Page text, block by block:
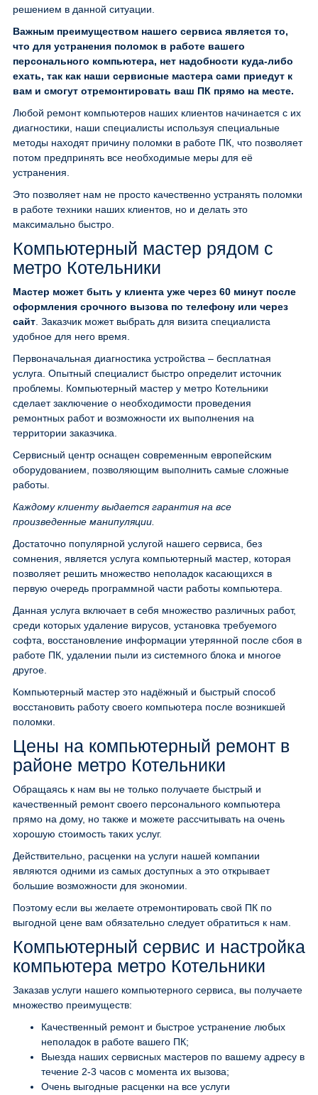
решением в данной ситуации.
Важным преимуществом нашего сервиса является то,
что для устранения поломок в работе вашего
персонального компьютера, нет надобности куда-либо
ехать, так как наши сервисные мастера сами приедут к
вам и смогут отремонтировать ваш ПК прямо на месте.
Любой ремонт компьютеров наших клиентов начинается с их
диагностики, наши специалисты используя специальные
методы находят причину поломки в работе ПК, что позволяет
потом предпринять все необходимые меры для её
устранения.
Это позволяет нам не просто качественно устранять поломки
в работе техники наших клиентов, но и делать это
максимально быстро.
Компьютерный мастер рядом с
метро Котельники
Мастер может быть у клиента уже через 60 минут после
оформления срочного вызова по телефону или через
сайт . Заказчик может выбрать для визита специалиста
удобное для него время.
Первоначальная диагностика устройства – бесплатная
услуга. Опытный специалист быстро определит источник
проблемы. Компьютерный мастер у метро Котельники
сделает заключение о необходимости проведения
ремонтных работ и возможности их выполнения на
территории заказчика.
Сервисный центр оснащен современным европейским
оборудованием, позволяющим выполнить самые сложные
работы.
Каждому клиенту выдается гарантия на все
произведенные манипуляции.
Достаточно популярной услугой нашего сервиса, без
сомнения, является услуга компьютерный мастер, которая
позволяет решить множество неполадок касающихся в
первую очередь программной части работы компьютера.
Данная услуга включает в себя множество различных работ,
среди которых удаление вирусов, установка требуемого
софта, восстановление информации утерянной после сбоя в
работе ПК, удалении пыли из системного блока и многое
другое.
Компьютерный мастер это надёжный и быстрый способ
восстановить работу своего компьютера после возникшей
поломки.
Цены на компьютерный ремонт в
районе метро Котельники
Обращаясь к нам вы не только получаете быстрый и
качественный ремонт своего персонального компьютера
прямо на дому, но также и можете рассчитывать на очень
хорошую стоимость таких услуг.
Действительно, расценки на услуги нашей компании
являются одними из самых доступных а это открывает
большие возможности для экономии.
Поэтому если вы желаете отремонтировать свой ПК по
выгодной цене вам обязательно следует обратиться к нам.
Компьютерный сервис и настройка
компьютера метро Котельники
Заказав услуги нашего компьютерного сервиса, вы получаете
множество преимуществ:
Качественный ремонт и быстрое устранение любых
неполадок в работе вашего ПК;
Выезда наших сервисных мастеров по вашему адресу в
течение 2-3 часов с момента их вызова;
Очень выгодные расценки на все услуги